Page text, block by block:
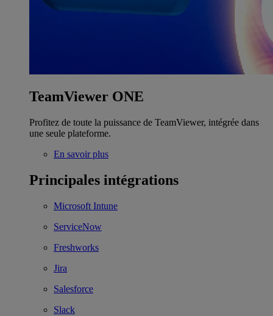
TeamViewer ONE
Profitez de toute la puissance de TeamViewer, intégrée dans
une seule plateforme.
En savoir plus
Principales intégrations
Microsoft Intune
ServiceNow
Freshworks
Jira
Salesforce
Slack